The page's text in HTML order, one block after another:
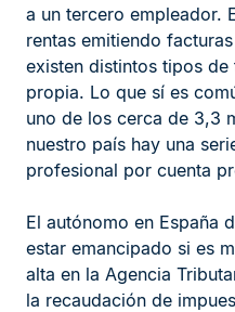
a un tercero empleador.
rentas emitiendo
existen distintos tipos
propia. Lo que sí es
uno de los cerca de 3,3
nuestro país hay una
profesional por cuenta
El autónomo en España
estar emancipado si es
alta en la Agencia
la recaudación de